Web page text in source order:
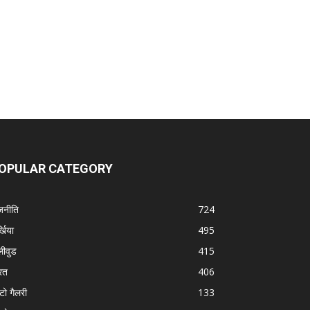
CATEGORY
724
495
415
406
गैलरी
133